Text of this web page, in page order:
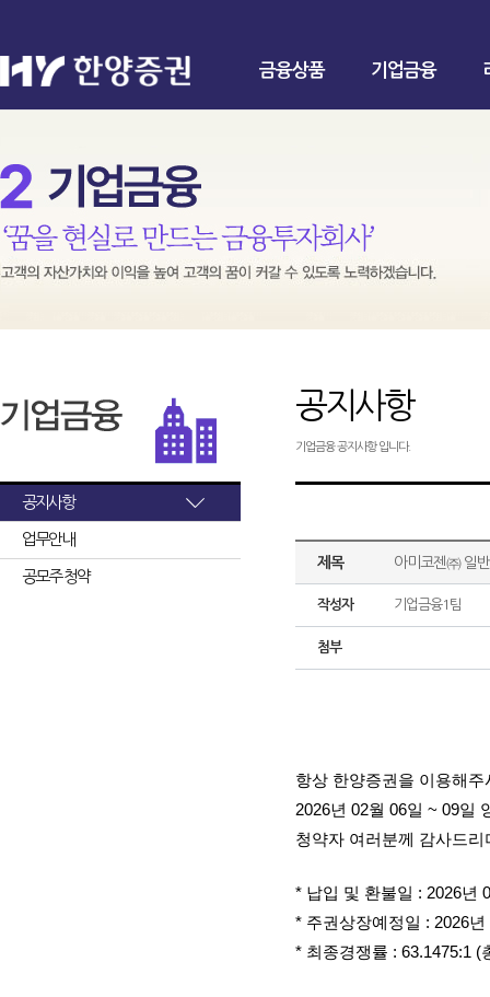
금융상품 기업금융
공지사항
업무안내
공모주 청약
공지사항
기업금융 공지사항 입니다.
제목 아미코젠㈜ 일
작성자 기업금융1팀
첨부
항상 한양증권을 이용해
2026년 02월 06일 ~ 09일
청약자 여러분께 감사드
* 납입 및 환불일 : 2026년
* 주권상장예정일 : 2026
* 최종경쟁률 : 63.1475:1 (